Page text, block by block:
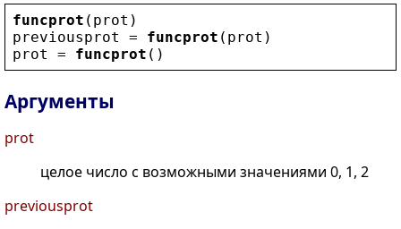
funcprot ( prot )
previousprot
= funcprot ( prot )
prot
= funcprot ()
Аргументы
prot
целое число с возможными значениями 0, 1, 2
previousprot